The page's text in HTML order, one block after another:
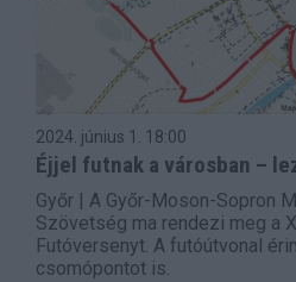
2024. június 1. 18:00
Éjjel futnak a városban –
Győr | A Győr-Moson-Sopron
Szövetség ma rendezi meg a
Futóversenyt. A futóútvonal
csomópontot is.